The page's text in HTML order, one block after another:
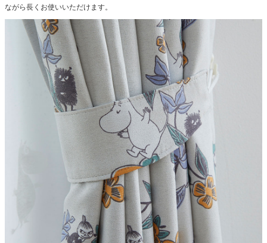
ながら長くお使いいただけます。